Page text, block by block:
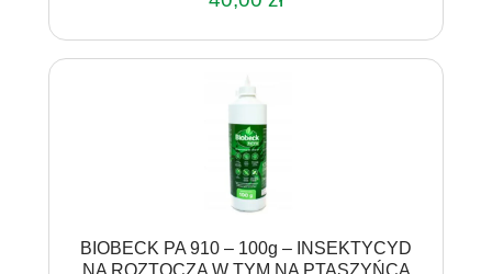
BIOBECK PA 910 – 100g – INSEKTYCYD
NA ROZTOCZA W TYM NA PTASZYŃCA